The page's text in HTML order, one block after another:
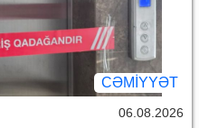
CƏMİYYƏT
06.08.2026